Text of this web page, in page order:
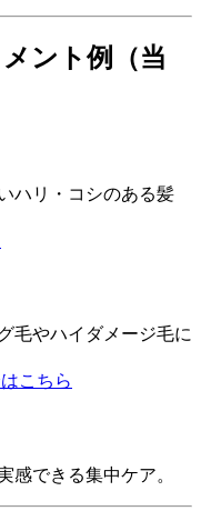
ント例（当
ハリ・コシのある髪
毛やハイダメージ毛に
こちら
感できる集中ケア。